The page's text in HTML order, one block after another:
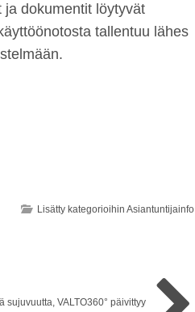
ja dokumentit löytyvät
tallentuu lähes
Lisätty kategorioihin Asiantuntijainfo
sujuvuutta, VALTO360° päivittyy